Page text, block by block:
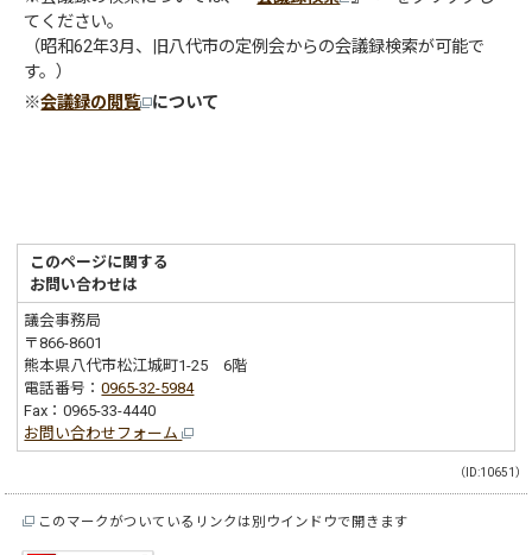
てください。
（昭和62年3月、旧八代市の定例会からの会議録検索が可能で
す。）
※会議録の閲覧 について
このページに関する
お問い合わせは
議会事務局
〒866-8601
熊本県八代市松江城町1-25 6階
電話番号：0965-32-5984
Fax：0965-33-4440
お問い合わせフォーム
（ID:10651）
このマークがついているリンクは別ウインドウで開きます